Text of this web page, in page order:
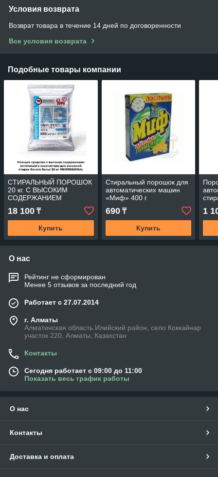
Условия возврата
Возврат товара в течение 14 дней по договоренности
Все условия возврата
Подобные товары компании
СТИРАЛЬНЫЙ ПОРОШОК
20 кг. С ВЫСОКИМ
СОДЕРЖАНИЕМ
ОПТИЧЕСКОГО
ОСВЕТЛЕНИЯ ДЛЯ
ОСНОВНОЙ СТИРКИ
БЕЛОГО БЕЛЬЯ
18 100 ₸
Купить
Стиральный порошок для
автоматических машин
«Миф» 400 г
690₸
Купить
1
О нас
Рейтинг не сформирован
Менее 5 отзывов за последний год
Работает с 27.07.2014
г. Алматы
Алматинская область Илийский район, село Коккайнар
участок 220, Алматы, Казахстан
Контакты
Сегодня работает с 09:00 до 11:00
Показать весь график работы
О нас
Контакты
Доставка и оплата